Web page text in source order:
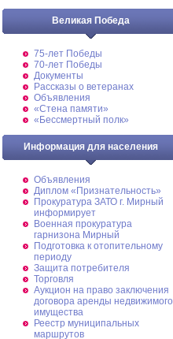
Великая Победа
75-лет Победы
70-лет Победы
Документы
Рассказы о ветеранах
Объявления
«Стена памяти»
«Бессмертный полк»
Информация для населения
Объявления
Диплом «Признательность»
Прокуратура ЗАТО г. Мирный
информирует
Военная прокуратура
гарнизона Мирный
Подготовка к отопительному
периоду
Защита потребителя
Торговля
Аукцион на право заключения
договора аренды недвижимого
имущества
Реестр муниципальных
маршрутов